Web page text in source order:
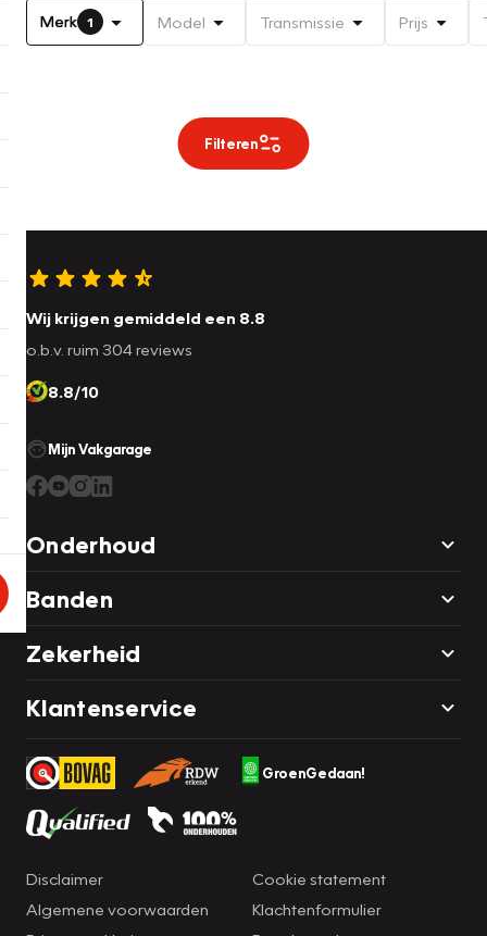
Merk 1 Model Transmissie Prijs
Filteren
Wij krijgen gemiddeld een 8.8
o.b.v. ruim 304 reviews
8.8/10
Mijn Vakgarage
Onderhoud
Banden
Zekerheid
Klantenservice
GroenGedaan!
Disclaimer
Algemene voorwaarden
Cookie statement
Klachtenformulier